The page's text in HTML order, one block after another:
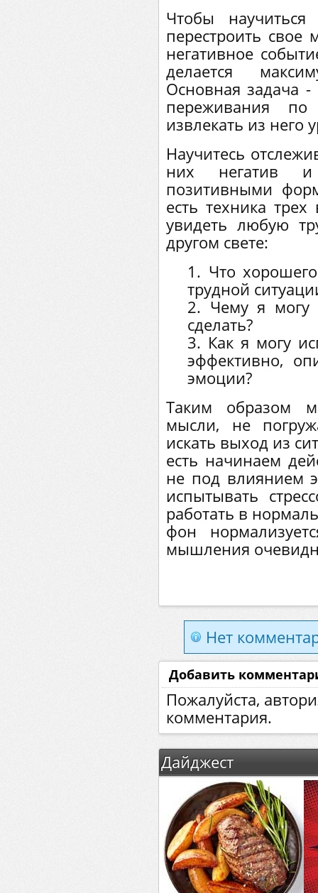
Чтобы
перестроить
негативное
делается
Основная задача -
переживания
извлекать из него
Научитесь
них негатив и
позитивными
есть техника
увидеть любую
другом свете:
1. Что
трудной
2. Чему я могу
сделать?
3. Как я могу
эффективно,
эмоции?
Таким образом
мысли, не
искать выход из
есть начинаем
не под влиянием
испытывать
работать в
фон
мышления
Нет
Добавить
Пожалуйста,
комментария.
Дайджест